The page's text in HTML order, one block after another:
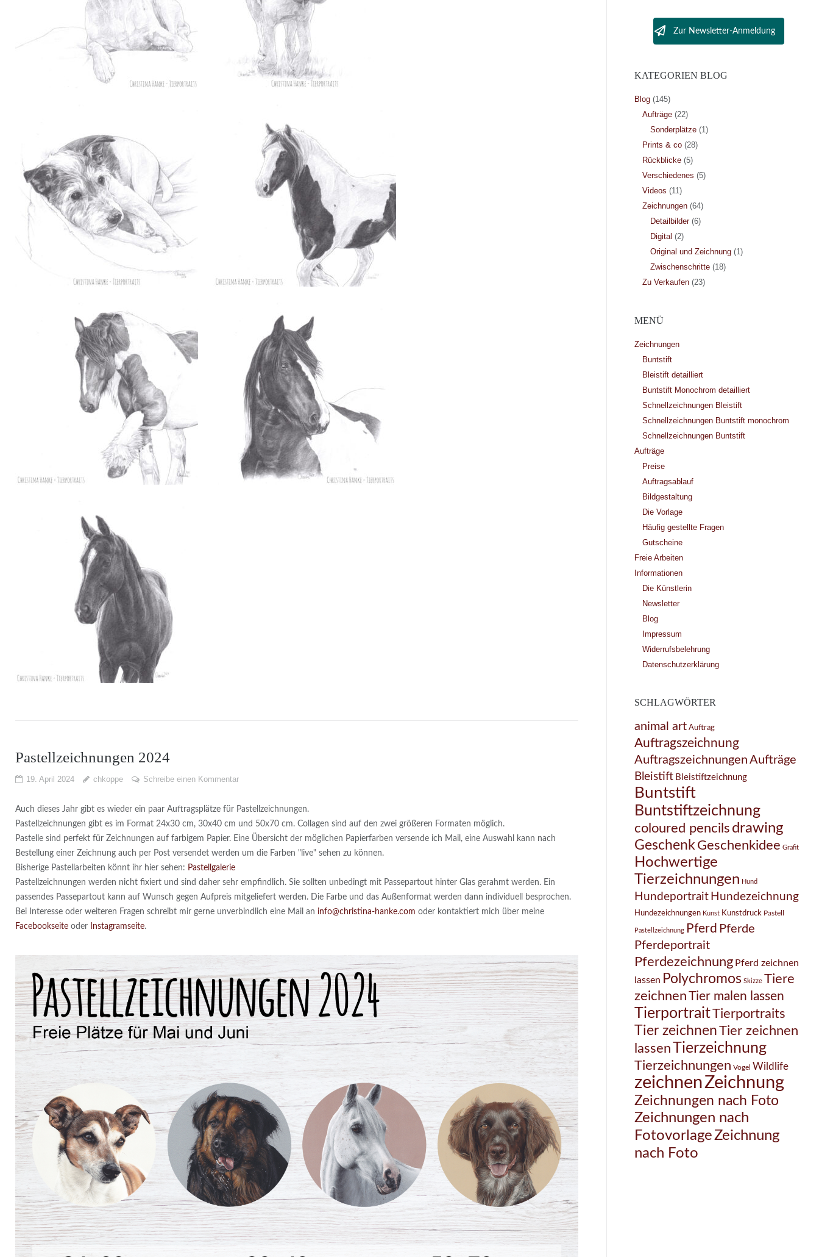
Pastellzeichnungen 2024
19. April 2024 chkoppe Schreibe einen Kommentar
Auch dieses Jahr gibt es wieder ein paar Auftragsplätze für Pastellzeichnungen.
Pastellzeichnungen gibt es im Format 24x30 cm, 30x40 cm und 50x70 cm. Collagen sind auf den zwei größeren Formaten möglich.
Pastelle sind perfekt für Zeichnungen auf farbigem Papier. Eine Übersicht der möglichen Papierfarben versende ich Mail, eine Auswahl kann nach
Bestellung einer Zeichnung auch per Post versendet werden um die Farben "live" sehen zu können.
Bisherige Pastellarbeiten könnt ihr hier sehen: Pastellgalerie
Pastellzeichnungen werden nicht fixiert und sind daher sehr empfindlich. Sie sollten unbedingt mit Passepartout hinter Glas gerahmt werden. Ein
passendes Passepartout kann auf Wunsch gegen Aufpreis mitgeliefert werden. Die Farbe und das Außenformat werden dann individuell besprochen.
Bei Interesse oder weiteren Fragen schreibt mir gerne unverbindlich eine Mail an info@christina-hanke.com oder kontaktiert mich über meine
Facebookseiteoder Instagramseite.
Zur Newsletter-Anmeldung
KATEGORIEN BLOG
Blog(145)
Aufträge(22)
Sonderplätze(1)
Prints & co(28)
Rückblicke(5)
Verschiedenes (5)
Videos (11)
Zeichnungen(64)
Detailbilder(6)
Digital (2)
Original und Zeichnung(1)
Zwischenschritte(18)
Zu Verkaufen(23)
MENÜ
Zeichnungen
Buntstift
Bleistift detailliert
Buntstift Monochrom detailliert
Schnellzeichnungen Bleistift
Schnellzeichnungen Buntstift monochrom
Schnellzeichnungen Buntstift
Aufträge
Preise
Auftragsablauf
Bildgestaltung
Die Vorlage
Häufig gestellte Fragen
Gutscheine
Freie Arbeiten
Informationen
Die Künstlerin
Newsletter
Blog
Impressum
Widerrufsbelehrung
Datenschutzerklärung
SCHLAGWÖRTER
animal art Auftrag
Auftragszeichnung
Auftragszeichnungen Aufträge
Bleistift Bleistiftzeichnung
Buntstift
Buntstiftzeichnung
coloured pencils drawing
Geschenk Geschenkidee Grafit
Hochwertige
Tierzeichnungen Hund
Hundeportrait Hundezeichnung
Hundezeichnungen Kunst Kunstdruck Pastell
Pastellzeichnung Pferd Pferde
Pferdeportrait
Pferdezeichnung Pferd zeichnen
lassen Polychromos Skizze Tiere
zeichnenTier malen lassen
TierportraitTierportraits
Tier zeichnenTier zeichnen
lassenTierzeichnung
Tierzeichnungen Vogel Wildlife
zeichnenZeichnung
Zeichnungen nach Foto
Zeichnungen nach
FotovorlageZeichnung
nach Foto